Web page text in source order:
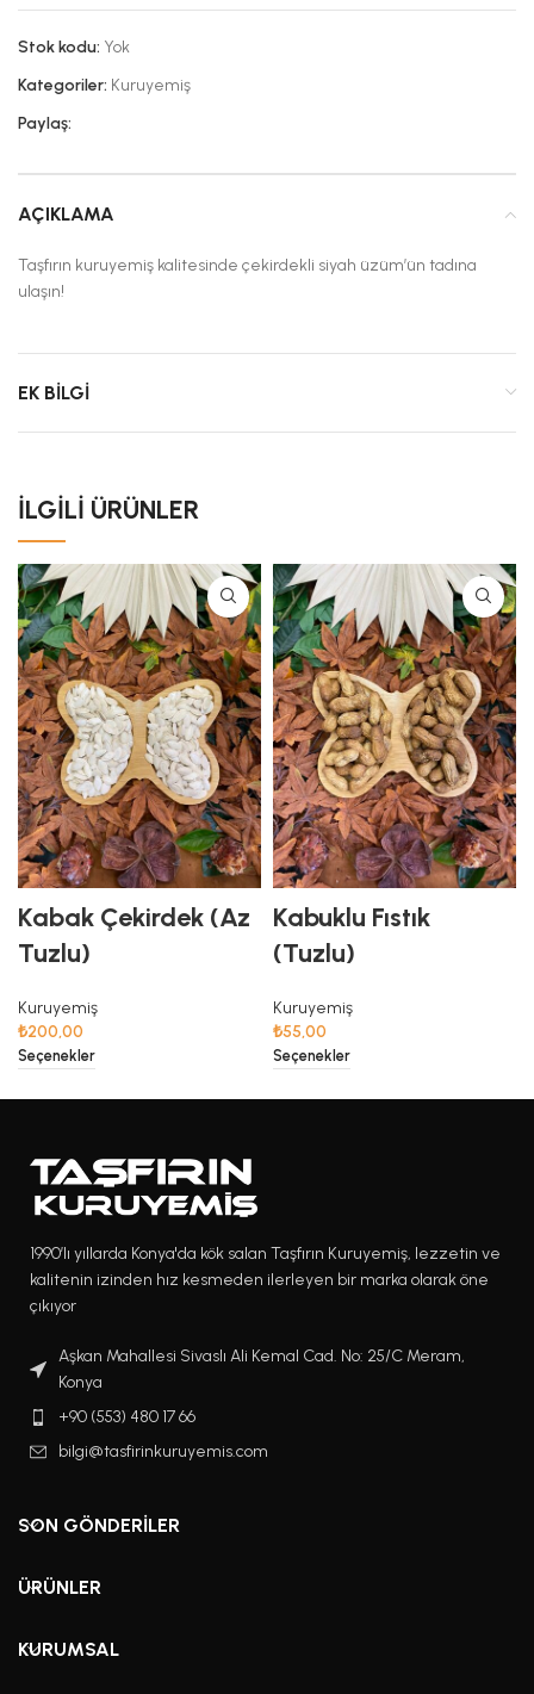
Stok kodu: Yok
Kategoriler: Kuruyemiş
Paylaş:
AÇIKLAMA
Taşfırın kuruyemiş kalitesinde çekirdekli siyah üzüm’ün tadına
ulaşın!
EK BILGI
İLGILI ÜRÜNLER
Kabak Çekirdek (Az
Tuzlu)
Kuruyemiş
₺200,00
Seçenekler
Kabuklu Fıstık
(Tuzlu)
Kuruyemiş
₺55,00
Seçenekler
1990’lı yıllarda Konya'da kök salan Taşfırın Kuruyemiş, lezzetin ve
kalitenin izinden hız kesmeden ilerleyen bir marka olarak öne
çıkıyor
Aşkan Mahallesi Sivaslı Ali Kemal Cad. No: 25/C Meram,
Konya
+90 (553) 480 17 66
bilgi@tasfirinkuruyemis.com
SON GÖNDERILER
ÜRÜNLER
KURUMSAL